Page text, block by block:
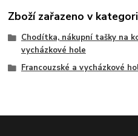
Zboží zařazeno v
Chodítka, nákupní tašky na
vycházkové hole
Francouzské a vycházkové